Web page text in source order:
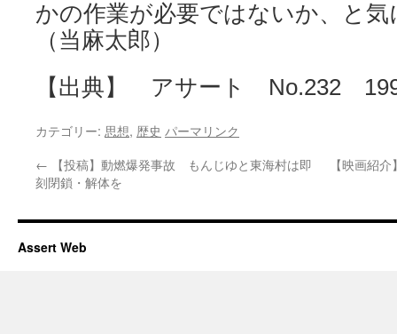
かの作業が必要ではないか、と
（当麻太郎）
【出典】 アサート No.232
カテゴリー: 思想, 歴史 パーマリンク
← 【投稿】動燃爆発事故 もんじゆと東海村は即
刻閉鎖・解体を
【映画紹
Assert Web